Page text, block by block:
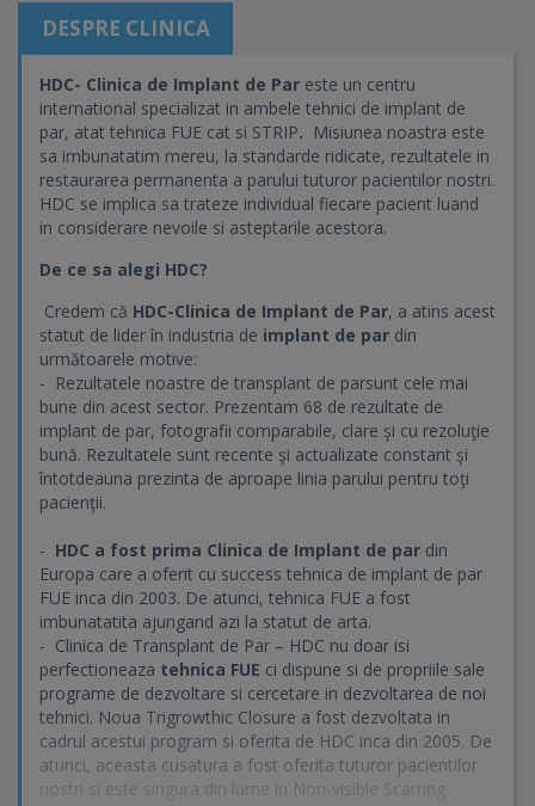
DESPRE CLINICA
HDC- Clinica de Implant de Par este un centru
international specializat in ambele tehnici de implant de
par, atat tehnica FUE cat si STRIP. Misiunea noastra este
sa imbunatatim mereu, la standarde ridicate, rezultatele in
restaurarea permanenta a parului tuturor pacientilor nostri.
HDC se implica sa trateze individual fiecare pacient luand
in considerare nevoile si asteptarile acestora.
De ce sa alegi HDC?
Credem că HDC-Clinica de Implant de Par, a atins acest
statut de lider în industria de implant de par din
următoarele motive:
- Rezultatele noastre de transplant de parsunt cele mai
bune din acest sector. Prezentam 68 de rezultate de
implant de par, fotografii comparabile, clare şi cu rezoluţie
bună. Rezultatele sunt recente şi actualizate constant şi
întotdeauna prezinta de aproape linia parului pentru toţi
pacienţii.
- HDC a fost prima Clinica de Implant de par din
Europa care a oferit cu success tehnica de implant de par
FUE inca din 2003. De atunci, tehnica FUE a fost
imbunatatita ajungand azi la statut de arta.
- Clinica de Transplant de Par – HDC nu doar isi
perfectioneaza tehnica FUE ci dispune si de propriile sale
programe de dezvoltare si cercetare in dezvoltarea de noi
tehnici. Noua Trigrowthic Closure a fost dezvoltata in
cadrul acestui program si oferita de HDC inca din 2005. De
atunci, aceasta cusatura a fost oferita tuturor pacientilor
nostri si este singura din lume in Non-visible Scarring